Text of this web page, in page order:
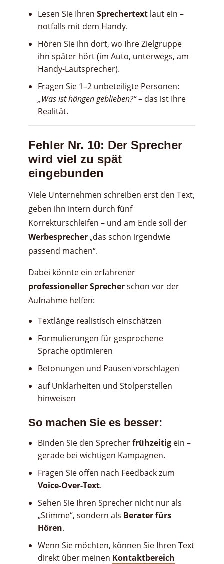
Lesen Sie Ihren Sprechertext laut ein –
notfalls mit dem Handy.
Hören Sie ihn dort, wo Ihre Zielgruppe
ihn später hört (im Auto, unterwegs, am
Handy-Lautsprecher).
Fragen Sie 1–2 unbeteiligte Personen:
„Was ist hängen geblieben?“– das ist Ihre
Realität.
Fehler Nr. 10: Der Sprecher
wird viel zu spät
eingebunden
Viele Unternehmen schreiben erst den Text,
geben ihn intern durch fünf
Korrekturschleifen – und am Ende soll der
Werbesprecher„das schon irgendwie
passend machen“.
Dabei könnte ein erfahrener
professioneller Sprecherschon vor der
Aufnahme helfen:
Textlänge realistisch einschätzen
Formulierungen für gesprochene
Sprache optimieren
Betonungen und Pausen vorschlagen
auf Unklarheiten und Stolperstellen
hinweisen
So machen Sie es besser:
Binden Sie den Sprecherfrühzeitig ein –
gerade bei wichtigen Kampagnen.
Fragen Sie offen nach Feedback zum
Voice-Over-Text.
Sehen Sie Ihren Sprecher nicht nur als
„Stimme“, sondern als Berater fürs
Hören.
Wenn Sie möchten, können Sie Ihren Text
direkt über meinen Kontaktbereich